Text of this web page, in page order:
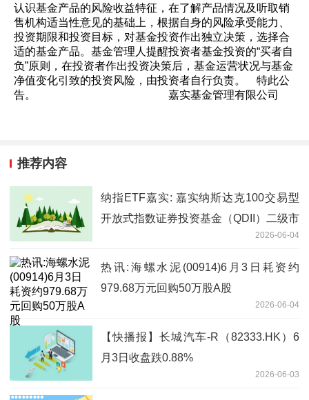
认识基金产品的风险收益特征，在了解产品情况及听取销
售机构适当性意见的基础上，根据自身的风险承受能力、
投资期限和投资目标，对基金投资作出独立决策，选择合
适的基金产品。基金管理人提醒投资者基金投资的“买者自
负”原则，在投资者作出投资决策后，基金运营状况与基金
净值变化引致的投资风险，由投资者自行负责。 特此公
告。 嘉实基金管理有限公司
推荐内容
纳指ETF嘉实: 嘉实纳斯达克100交易型
开放式指数证券投资基金（QDII）二级市
场交易价格溢价风险提示公告|每日速讯
2026-06-04
热讯:海螺水泥(00914)6月3日耗资约
979.68万元回购50万股A股
2026-06-04
【快播报】长城汽车-R（82333.HK）6
月3日收盘跌0.88%
2026-06-03